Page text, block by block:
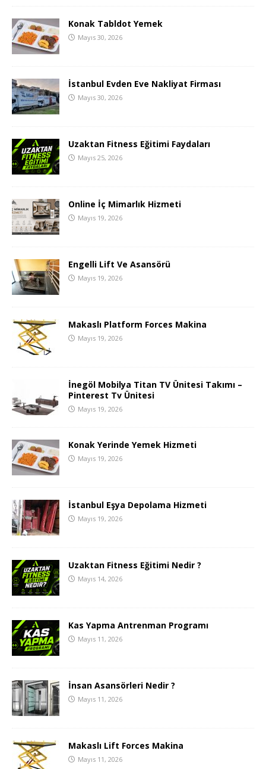
Konak Tabldot Yemek
Mayıs 30, 2026
İstanbul Evden Eve Nakliyat Firması
Mayıs 30, 2026
Uzaktan Fitness Eğitimi Faydaları
Mayıs 25, 2026
Online İç Mimarlık Hizmeti
Mayıs 19, 2026
Engelli Lift Ve Asansörü
Mayıs 19, 2026
Makaslı Platform Forces Makina
Mayıs 19, 2026
İnegöl Mobilya Titan TV Ünitesi Takımı –
Pinterest Tv Ünitesi
Mayıs 19, 2026
Konak Yerinde Yemek Hizmeti
Mayıs 19, 2026
İstanbul Eşya Depolama Hizmeti
Mayıs 19, 2026
Uzaktan Fitness Eğitimi Nedir ?
Mayıs 14, 2026
Kas Yapma Antrenman Programı
Mayıs 11, 2026
İnsan Asansörleri Nedir ?
Mayıs 11, 2026
Makaslı Lift Forces Makina
Mayıs 11, 2026